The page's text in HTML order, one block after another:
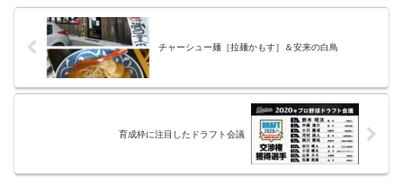
チャーシュー麺［拉麺かもす］＆安来の白鳥
育成枠に注目したドラフト会議